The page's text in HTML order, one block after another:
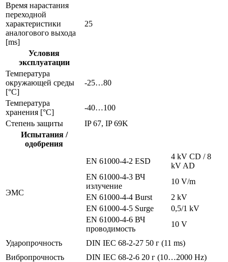
Время нарастания
переходной
характеристики
аналогового выхода
[ms]
25
Условия
эксплуатации
Температура
окружающей среды
[°C]
-25…80
Температура
хранения [°C]
-40…100
Степень защиты
IP 67, IP 69K
Испытания /
одобрения
ЭMC
EN 61000-4-2 ESD
4 kV CD / 8
kV AD
EN 61000-4-3 ВЧ
излучение
10 V/m
EN 61000-4-4 Burst
2 kV
EN 61000-4-5 Surge
0,5/1 kV
EN 61000-4-6 ВЧ
проводимость
10 V
Ударопрочность DIN IEC 68-2-27 50 г (11 ms)
Вибропрочность
DIN IEC 68-2-6 20 г (10…2000 Hz)